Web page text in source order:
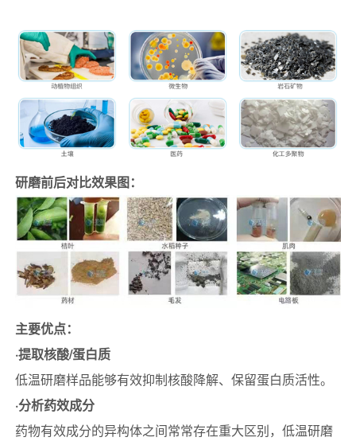
研磨前后对比效果图：
主要优点：
·提取核酸/蛋白质
低温研磨样品能够有效抑制核酸降解、保留蛋白质活性。
·分析药效成分
药物有效成分的异构体之间常常存在重大区别，低温研磨